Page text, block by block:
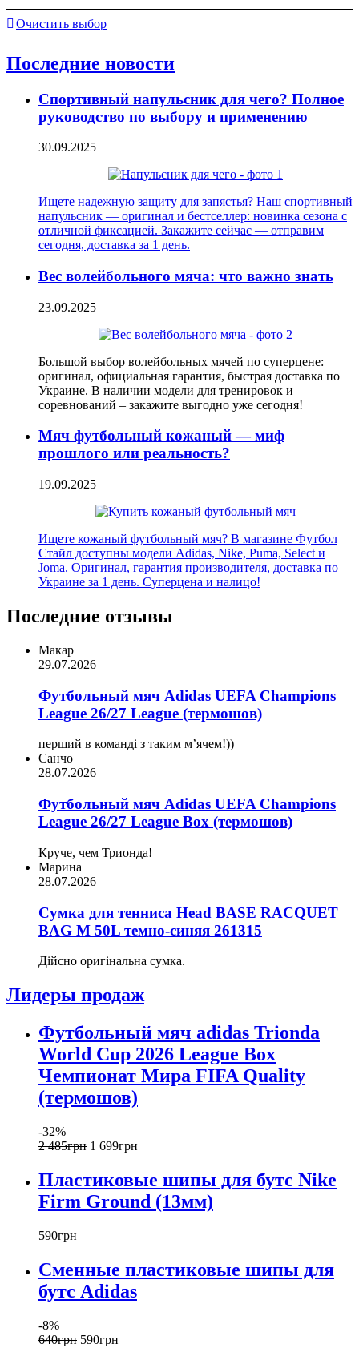
Очистить выбор
Последние новости
Спортивный напульсник для чего? Полное
руководство по выбору и применению
30.09.2025
Ищете надежную защиту для запястья? Наш спортивный
напульсник — оригинал и бестселлер: новинка сезона с
отличной фиксацией. Закажите сейчас — отправим
сегодня, доставка за 1 день.
Вес волейбольного мяча: что важно знать
23.09.2025
Большой выбор волейбольных мячей по суперцене:
оригинал, официальная гарантия, быстрая доставка по
Украине. В наличии модели для тренировок и
соревнований – закажите выгодно уже сегодня!
Мяч футбольный кожаный — миф
прошлого или реальность?
19.09.2025
Ищете кожаный футбольный мяч? В магазине Футбол
Стайл доступны модели Adidas, Nike, Puma, Select и
Joma. Оригинал, гарантия производителя, доставка по
Украине за 1 день. Суперцена и налицо!
Последние отзывы
Макар
29.07.2026
Футбольный мяч Adidas UEFA Champions
League 26/27 League (термошов)
перший в команді з таким мʼячем!))
Санчо
28.07.2026
Футбольный мяч Adidas UEFA Champions
League 26/27 League Box (термошов)
Круче, чем Трионда!
Марина
28.07.2026
Сумка для тенниса Head BASE RACQUET
BAG M 50L темно-синяя 261315
Дійсно оригінальна сумка.
Лидеры продаж
Футбольный мяч adidas Trionda
World Cup 2026 League Box
Чемпионат Мира FIFA Quality
(термошов)
-32%
2 485грн 1 699грн
Пластиковые шипы для бутс Nike
Firm Ground (13мм)
590грн
Сменные пластиковые шипы для
бутс Adidas
-8%
640грн 590грн